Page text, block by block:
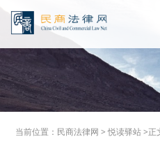
当前位置： 民商法律网 >悦读驿站>正